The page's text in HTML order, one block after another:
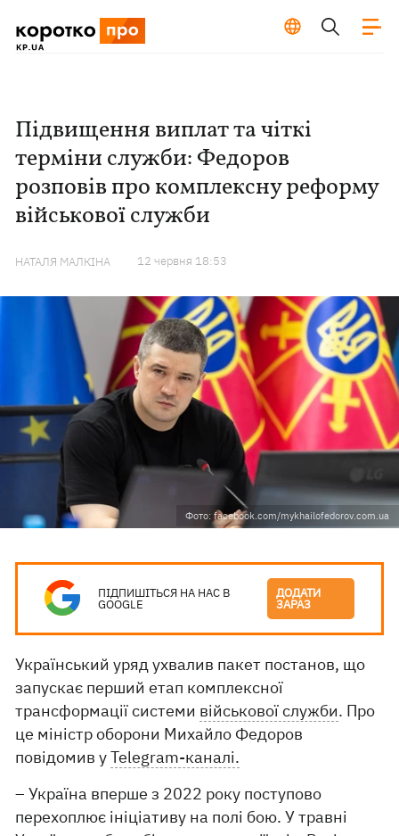
Підвищення виплат та чіткі
терміни служби: Федоров
розповів про комплексну реформу
військової служби
НАТАЛЯ МАЛКІНА 12 червня 18:53
Фото: facebook.com/mykhailofedorov.com.ua
ПІДПИШІТЬСЯ НА НАС В
GOOGLE
ДОДАТИ
ЗАРАЗ
Український уряд ухвалив пакет постанов, що
запускає перший етап комплексної
трансформації системи військової служби. Про
це міністр оборони Михайло Федоров
повідомив уTelegram-каналі.
– Україна вперше з 2022 року поступово
перехоплює ініціативу на полі бою. У травні